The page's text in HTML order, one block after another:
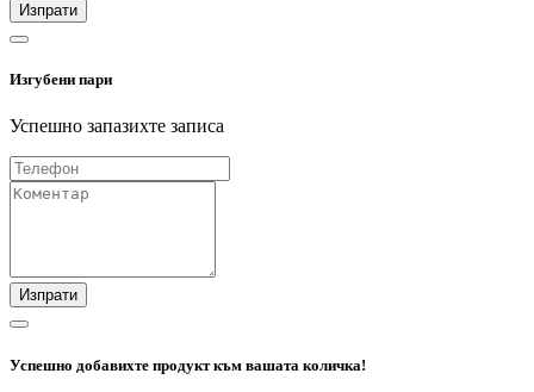
Изпрати
Изгубени пари
Успешно запазихте записа
Изпрати
Успешно добавихте продукт към вашата количка!